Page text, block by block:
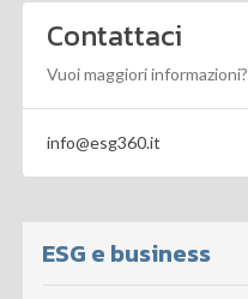
Contattaci
Vuoi maggiori informazioni?
info@esg360.it
ESG e business